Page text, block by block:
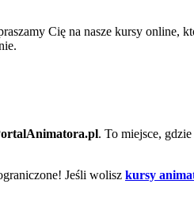
Cię na nasze kursy online,
. To miejsce,
Jeśli wolisz kursy